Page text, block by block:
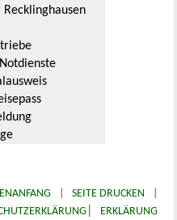
Recklinghausen
Notdienste
SEITE DRUCKEN
| ERKLÄRUNG